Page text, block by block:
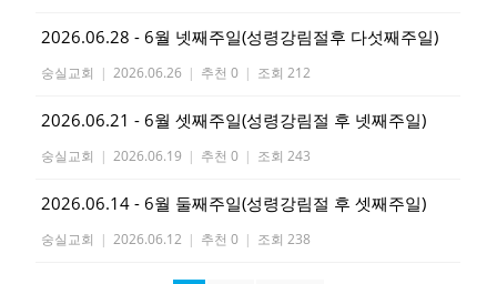
2026.06.28 - 6월 넷째주일(성령강림절후 다섯째주일)
숭실교회 | 2026.06.26 | 추천 0 | 조회 212
2026.06.21 - 6월 셋째주일(성령강림절 후 넷째주일)
숭실교회 | 2026.06.19 | 추천 0 | 조회 243
2026.06.14 - 6월 둘째주일(성령강림절 후 셋째주일)
숭실교회 | 2026.06.12 | 추천 0 | 조회 238